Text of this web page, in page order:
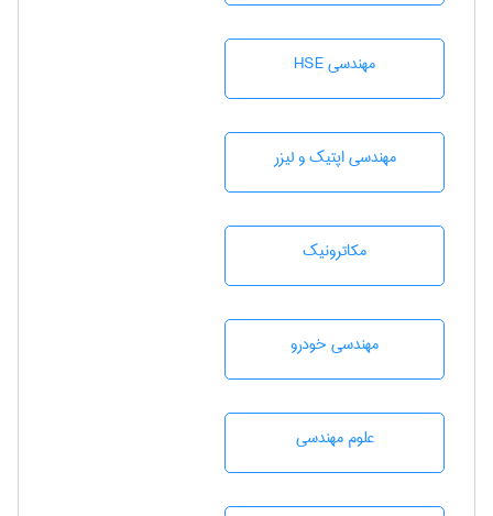
مهندسی HSE
مهندسی اپتیک و لیزر
مکاترونیک
مهندسی خودرو
علوم مهندسی